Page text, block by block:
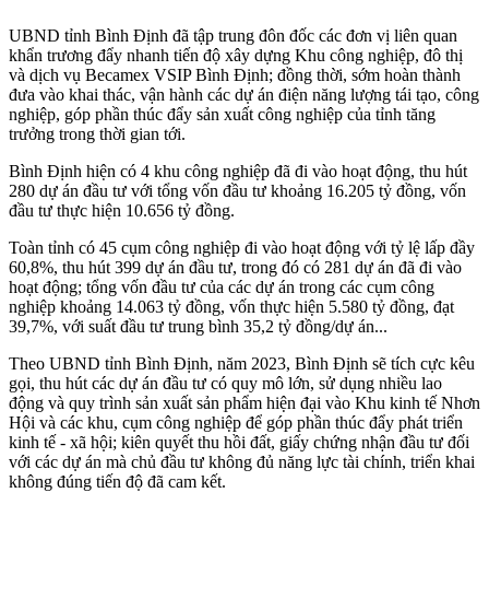
UBND tỉnh Bình Định đã tập trung đôn đốc các đơn vị liên quan
khẩn trương đẩy nhanh tiến độ xây dựng Khu công nghiệp, đô thị
và dịch vụ Becamex VSIP Bình Định; đồng thời, sớm hoàn thành
đưa vào khai thác, vận hành các dự án điện năng lượng tái tạo, công
nghiệp, góp phần thúc đẩy sản xuất công nghiệp của tỉnh tăng
trưởng trong thời gian tới.
Bình Định hiện có 4 khu công nghiệp đã đi vào hoạt động, thu hút
280 dự án đầu tư với tổng vốn đầu tư khoảng 16.205 tỷ đồng, vốn
đầu tư thực hiện 10.656 tỷ đồng.
Toàn tỉnh có 45 cụm công nghiệp đi vào hoạt động với tỷ lệ lấp đầy
60,8%, thu hút 399 dự án đầu tư, trong đó có 281 dự án đã đi vào
hoạt động; tổng vốn đầu tư của các dự án trong các cụm công
nghiệp khoảng 14.063 tỷ đồng, vốn thực hiện 5.580 tỷ đồng, đạt
39,7%, với suất đầu tư trung bình 35,2 tỷ đồng/dự án...
Theo UBND tỉnh Bình Định, năm 2023, Bình Định sẽ tích cực kêu
gọi, thu hút các dự án đầu tư có quy mô lớn, sử dụng nhiều lao
động và quy trình sản xuất sản phẩm hiện đại vào Khu kinh tế Nhơn
Hội và các khu, cụm công nghiệp để góp phần thúc đẩy phát triển
kinh tế - xã hội; kiên quyết thu hồi đất, giấy chứng nhận đầu tư đối
với các dự án mà chủ đầu tư không đủ năng lực tài chính, triển khai
không đúng tiến độ đã cam kết.